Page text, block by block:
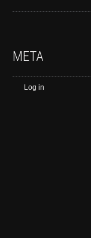
META
Log in